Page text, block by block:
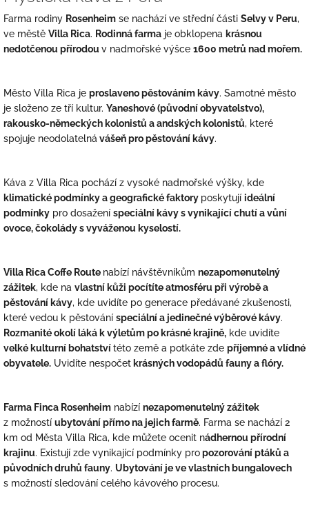
Farma rodiny Rosenheim se nachází ve střední části Selvy v Peru,
ve městě Villa Rica. Rodinná farma je obklopena krásnou
nedotčenou přírodou v nadmořské výšce 1600 metrů nad mořem.
Město Villa Rica je proslaveno pěstováním kávy. Samotné město
je složeno ze tří kultur. Yaneshové (původní obyvatelstvo),
rakousko-německých kolonistů a andských kolonistů, které
spojuje neodolatelnávášeň pro pěstování kávy.
Káva z Villa Rica pochází z vysoké nadmořské výšky, kde
klimatické podmínky a geografické faktory poskytují ideální
podmínky pro dosažení speciální kávy s vynikající chutí a vůní
ovoce, čokolády s vyváženou kyselostí.
Villa Rica Coffe Route nabízí návštěvníkům nezapomenutelný
zážitek, kde na vlastní kůži pocítíte atmosféru při výrobě a
pěstování kávy, kde uvidíte po generace předávané zkušenosti,
které vedou k pěstování speciální a jedinečné výběrové kávy.
Rozmanité okolí láká k výletům po krásné krajině, kde uvidíte
velké kulturní bohatstvítéto země a potkáte zde příjemné a vlídné
obyvatele. Uvidíte nespočet krásných vodopádů fauny a flóry.
Farma Finca Rosenheim nabízí nezapomenutelný zážitek
z možností ubytování přímo na jejich farmě. Farma se nachází 2
km od Města Villa Rica, kde můžete ocenit nádhernou přírodní
krajinu. Existují zde vynikající podmínky propozorování ptáků a
původních druhů fauny. Ubytování je ve vlastních bungalovech
s možností sledování celého kávového procesu.